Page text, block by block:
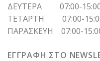
ΔΕΥΤΕΡΑ 07:00-
ΤΕΤΑΡΤΗ 07:00-
ΠΑΡΑΣΚΕΥΗ 07:00-
ΕΓΓΡΑΦΗ ΣΤΟ